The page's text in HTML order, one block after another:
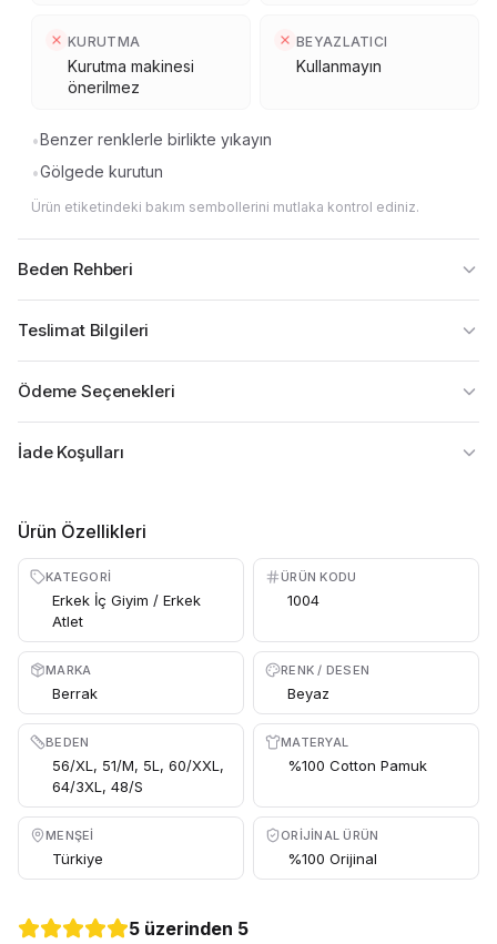
KURUTMA
Kurutma makinesi
önerilmez
BEYAZLATICI
Kullanmayın
•Benzer renklerle birlikte yıkayın
•Gölgede kurutun
Ürün etiketindeki bakım sembollerini mutlaka kontrol ediniz.
Beden Rehberi
Teslimat Bilgileri
Ödeme Seçenekleri
İade Koşulları
Ürün Özellikleri
KATEGORI
Erkek İç Giyim / Erkek
Atlet
ÜRÜN KODU
1004
MARKA
Berrak
RENK / DESEN
Beyaz
BEDEN
56/XL, 51/M, 5L, 60/XXL,
64/3XL, 48/S
MATERYAL
%100 Cotton Pamuk
MENŞEI
Türkiye
ORIJINAL ÜRÜN
%100 Orijinal
5 üzerinden 5